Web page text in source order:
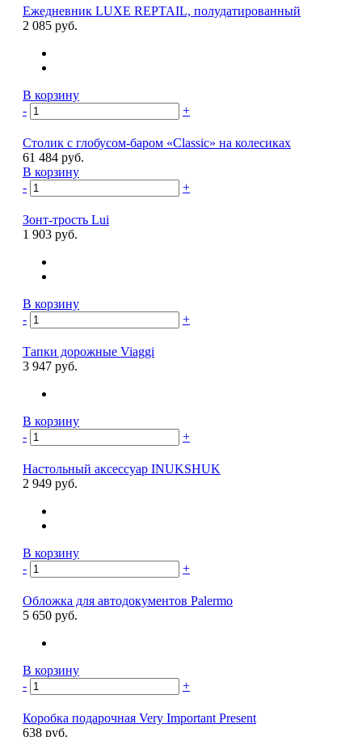
Ежедневник LUXE REPTAIL, полудатированный
2 085 руб.
В корзину
-
+
Столик с глобусом-баром «Classic» на колесиках
61 484 руб.
В корзину
-
+
Зонт-трость Lui
1 903 руб.
В корзину
-
+
Тапки дорожные Viaggi
3 947 руб.
В корзину
-
+
Настольный аксессуар INUKSHUK
2 949 руб.
В корзину
-
+
Обложка для автодокументов Palermo
5 650 руб.
В корзину
-
+
Коробка подарочная Very Important Present
638 руб.